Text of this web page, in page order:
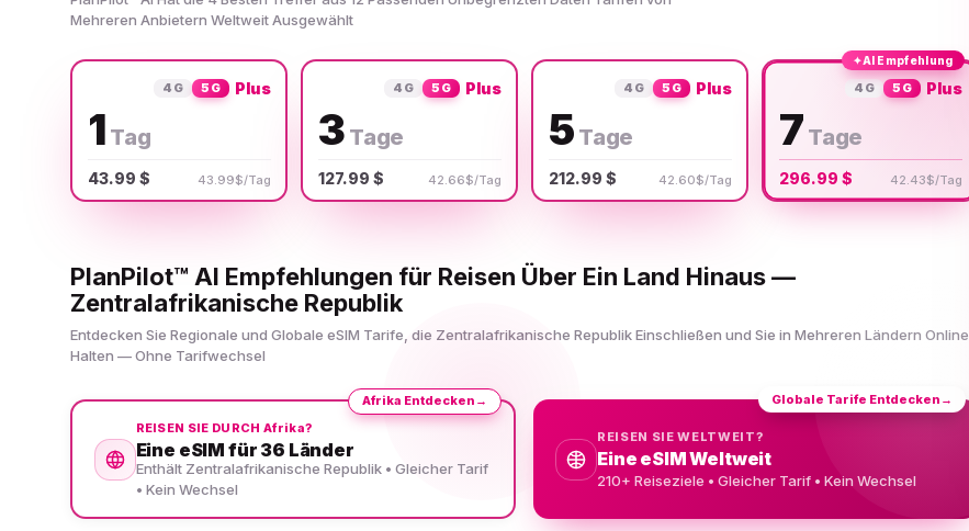
Mehreren Anbietern Weltweit Ausgewählt
4G 5G Plus
1 Tag
43.99 $ 43.99$/Tag
4G 5G Plus
3 Tage
127.99 $ 42.66$/Tag
4G 5G Plus
5 Tage
212.99 $ 42.60$/Tag
✦AI Empfehlung
4G 5G Plus
7 Tage
296.99 $ 42.43$/Tag
PlanPilot™ AI Empfehlungen für Reisen Über Ein Land Hinaus —
Zentralafrikanische Republik
Entdecken Sie Regionale und Globale eSIM Tarife, die Zentralafrikanische Republik Einschließen und Sie in Mehreren Ländern Online
Halten — Ohne Tarifwechsel
REISEN SIE DURCH Afrika?
Eine eSIM für 36 Länder
Enthält Zentralafrikanische Republik • Gleicher Tarif
• Kein Wechsel
Afrika Entdecken →
REISEN SIE WELTWEIT?
Eine eSIM Weltweit
210+ Reiseziele • Gleicher Tarif • Kein Wechsel
Globale Tarife Entdecken →